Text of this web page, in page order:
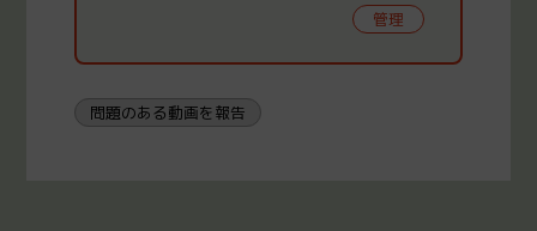
管理
問題のある動画を報告